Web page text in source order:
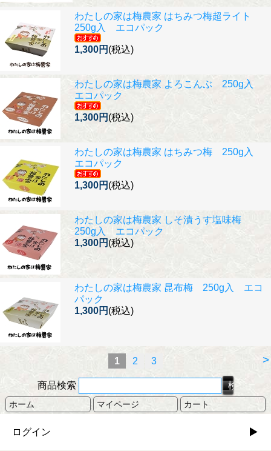
わたしの家は梅農家 はちみつ梅超ライト
250g入 エコパック
1,300円 (税込)
わたしの家は梅農家 よろこんぶ 250g入
エコパック
1,300円 (税込)
わたしの家は梅農家 はちみつ梅 250g入
エコパック
1,300円 (税込)
わたしの家は梅農家 しそ漬うす塩味梅
250g入 エコパック
1,300円(税込)
わたしの家は梅農家 昆布梅 250g入 エコ
パック
1,300円 (税込)
>
1 2 3
商品検索
ホーム マイページ カート
ログイン